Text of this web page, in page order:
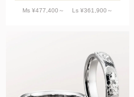
Ms ¥477,400 ～ Ls ¥361,900 ～